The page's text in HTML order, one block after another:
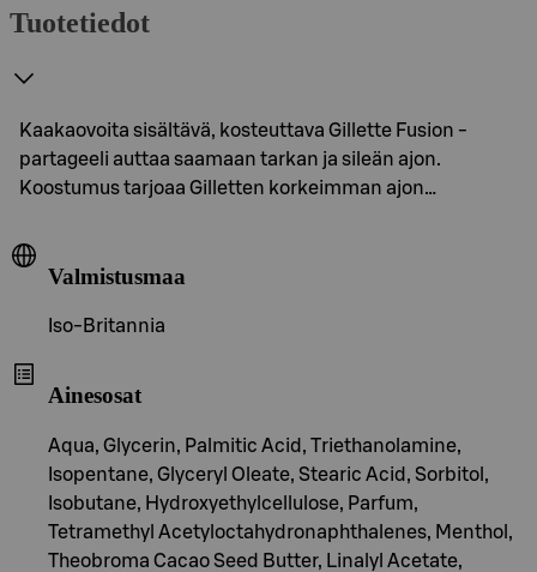
Tuotetiedot
Kaakaovoita sisältävä, kosteuttava Gillette Fusion -
partageeli auttaa saamaan tarkan ja sileän ajon.
Koostumus tarjoaa Gilletten korkeimman ajon…
Valmistusmaa
Iso-Britannia
Ainesosat
Aqua, Glycerin, Palmitic Acid, Triethanolamine,
Isopentane, Glyceryl Oleate, Stearic Acid, Sorbitol,
Isobutane, Hydroxyethylcellulose, Parfum,
Tetramethyl Acetyloctahydronaphthalenes, Menthol,
Theobroma Cacao Seed Butter, Linalyl Acetate,